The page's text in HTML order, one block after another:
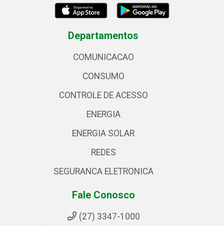
Departamentos
COMUNICACAO
CONSUMO
CONTROLE DE ACESSO
ENERGIA
ENERGIA SOLAR
REDES
SEGURANCA ELETRONICA
Fale Conosco
(27) 3347-1000